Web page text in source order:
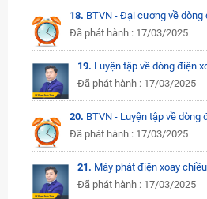
18. BTVN - Đại cương về dòng
Đã phát hành : 17/03/2025
19. Luyện tập về dòng điện
Đã phát hành : 17/03/2025
20. BTVN - Luyện tập về dòng
Đã phát hành : 17/03/2025
21. Máy phát điện xoay chiều
Đã phát hành : 17/03/2025